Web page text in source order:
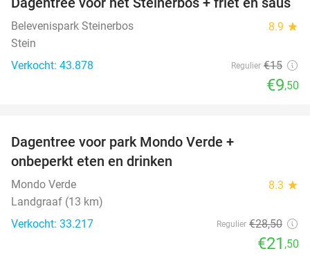
37%
Belevenispark Steinerbos 8.9 star
Stein
Verkocht: 43.878
Regulier €15
€9,50
Dagentree voor park Mondo Verde +
onbeperkt eten en drinken
Mondo Verde 8.3 star
Landgraaf (13 km)
Verkocht: 33.217
Regulier €28,50
€21 ,50